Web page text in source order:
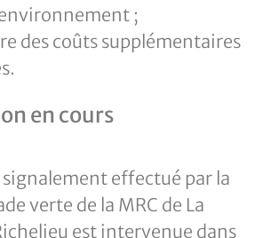
;
des coûts supplémentaires
en cours
signalement effectué par la
verte de la MRC de La
est intervenue dans